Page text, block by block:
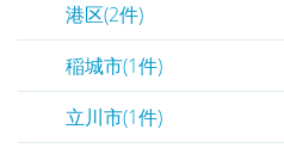
港区(2件)
稲城市(1件)
立川市(1件)